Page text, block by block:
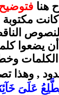
هنا
يضعوا
, وهذا
عَلَىَ